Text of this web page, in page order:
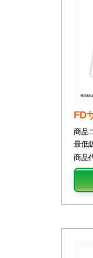
FD
商品
最低
商品